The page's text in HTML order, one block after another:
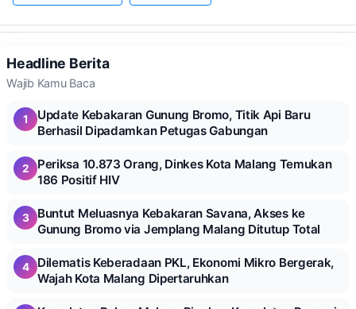
Headline Berita
Wajib Kamu Baca
1
Update Kebakaran Gunung Bromo, Titik Api Baru
Berhasil Dipadamkan Petugas Gabungan
2
Periksa 10.873 Orang, Dinkes Kota Malang Temukan
186 Positif HIV
3
Buntut Meluasnya Kebakaran Savana, Akses ke
Gunung Bromo via Jemplang Malang Ditutup Total
4
Dilematis Keberadaan PKL, Ekonomi Mikro Bergerak,
Wajah Kota Malang Dipertaruhkan